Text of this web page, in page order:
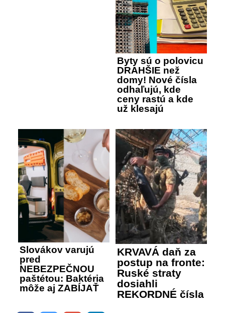
Byty sú o polovicu
DRAHŠIE než
domy! Nové čísla
odhaľujú, kde
ceny rastú a kde
už klesajú
Slovákov varujú
pred
NEBEZPEČNOU
paštétou: Baktéria
môže aj ZABÍJAŤ
KRVAVÁ daň za
postup na fronte:
Ruské straty
dosiahli
REKORDNÉ čísla